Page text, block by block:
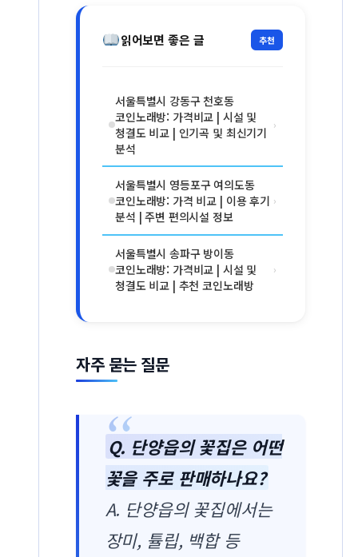
읽어보면 좋은 글 추천
서울특별시 강동구 천호동
코인노래방: 가격비교 | 시설 및
청결도 비교 | 인기곡 및 최신기기
분석
›
서울특별시 영등포구 여의도동
코인노래방: 가격 비교 | 이용 후기
분석 | 주변 편의시설 정보
›
서울특별시 송파구 방이동
코인노래방: 가격비교 | 시설 및
청결도 비교 | 추천 코인노래방
›
자주 묻는 질문
Q. 단양읍의 꽃집은 어떤
꽃을 주로 판매하나요?
A. 단양읍의 꽃집에서는
장미, 튤립, 백합 등